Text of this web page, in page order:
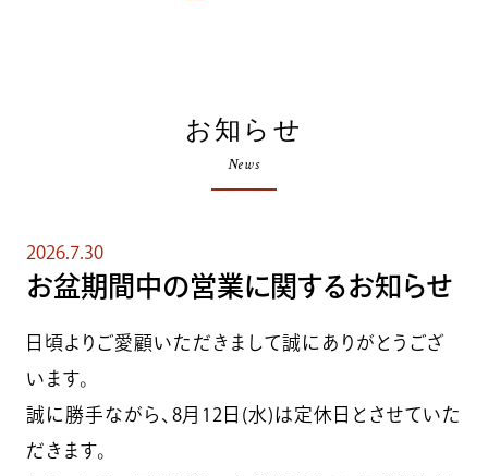
お知らせ
News
2026.7.30
お盆期間中の営業に関するお知らせ
日頃よりご愛顧いただきまして誠にありがとうござ
います。
誠に勝手ながら、8月12日(水)は定休日とさせていた
だきます。